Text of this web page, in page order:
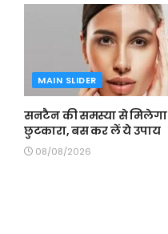
MAIN SLIDER
सनटैन की समस्या से मिलेगा
छुटकारा, बस कर लें ये उपाय
08/08/2026